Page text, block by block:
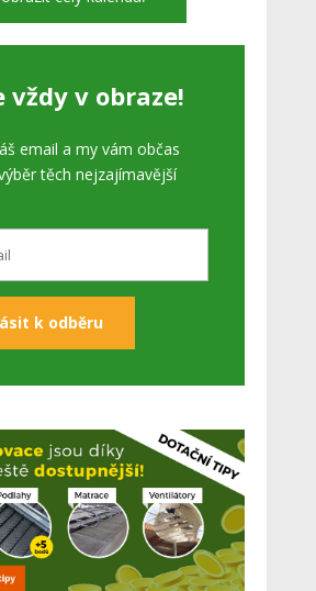
vždy v obraze!
email a my vám občas
těch nejzajímavější